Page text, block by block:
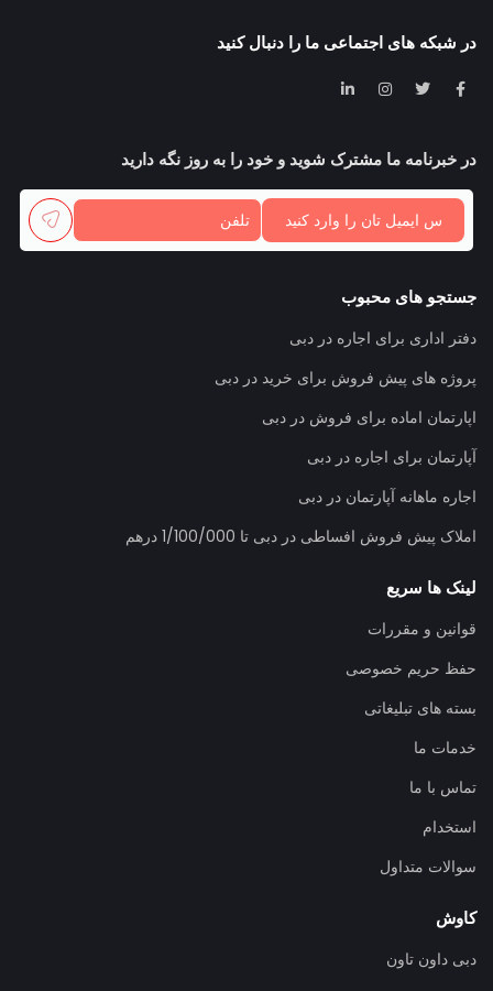
در شبکه های اجتماعی ما را دنبال کنید
در خبرنامه ما مشترک شوید و خود را به روز نگه دارید
جستجو های محبوب
دفتر اداری برای اجاره در دبی
پروژه های پیش فروش برای خرید در دبی
اپارتمان اماده برای فروش در دبی
آپارتمان برای اجاره در دبی
اجاره ماهانه آپارتمان در دبی
املاک پیش فروش افساطی در دبی تا 1/100/000 درهم
لینک ها سریع
قوانین و مقررات
حفظ حریم خصوصی
بسته های تبلیغاتی
خدمات ما
تماس با ما
استخدام
سوالات متداول
کاوش
دبی داون تاون